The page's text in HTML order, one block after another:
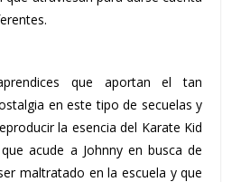
que aportan el tan
en este tipo de secuelas y
la esencia del Karate Kid
acude a Johnny en busca de
maltratado en la escuela y que